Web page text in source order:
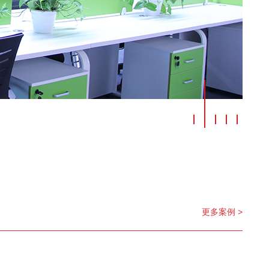
更多案例 >